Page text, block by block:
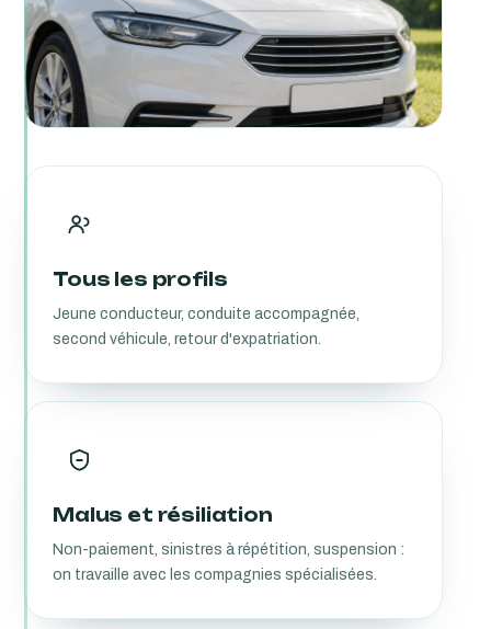
Tous les profils
Jeune conducteur, conduite accompagnée,
second véhicule, retour d'expatriation.
Malus et résiliation
Non-paiement, sinistres à répétition, suspension :
on travaille avec les compagnies spécialisées.